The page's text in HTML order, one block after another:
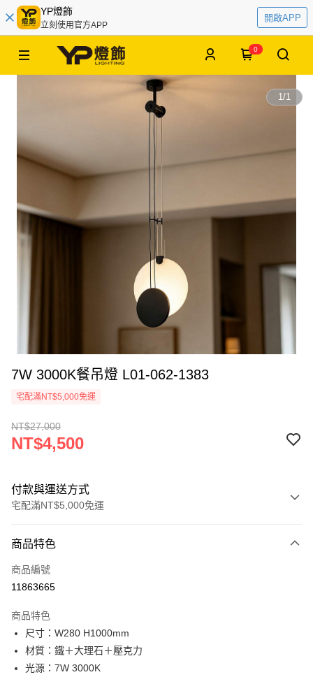
YP燈飾
立刻使用官方APP
開啟APP
0
1/1
7W 3000K餐吊燈 L01-062-1383
宅配滿NT$5,000免運
NT$27,000
NT$4,500
付款與運送方式
宅配滿NT$5,000免運
信用卡一次付款
LINE Pay
街口支付
悠遊付
商品特色
商品編號
11863665
商品特色
尺寸：W280 H1000mm
材質：鐵＋大理石＋壓克力
光源：7W 3000K